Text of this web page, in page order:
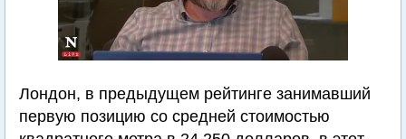
Лондон, в предыдущем рейтинге занимавший
первую позицию со средней стоимостью